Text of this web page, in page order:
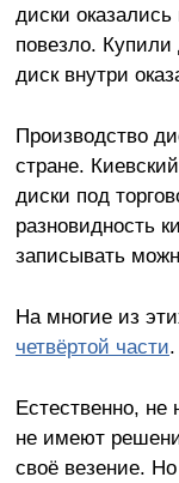
диски
повезло. Купили
диск внутри
Производство
стране.
диски под
разновидность
записывать
На многие из
четвёртой части.
Естественно, не
не имеют
своё везение.